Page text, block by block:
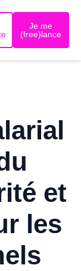
Je me
(free)lance
et
les